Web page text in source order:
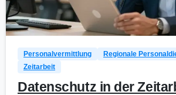
Personalvermittlung
Regionale
Zeitarbeit
Datenschutz in der